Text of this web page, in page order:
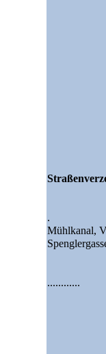
.
Mühlkanal,
............